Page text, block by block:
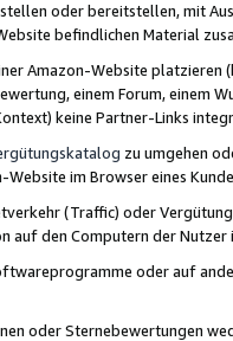
oder bereitstellen, mit
befindlichen Material
Amazon-Website
einem Forum, einem
keine Partner-Links
zu umgehen
Website im Browser eines
(Traffic) oder
auf den Computern der
oder auf
oder Sternebewertungen